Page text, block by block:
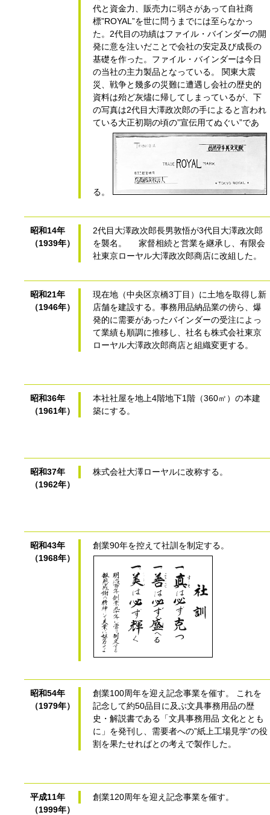
代と資金力、販売力に弱さがあって自社商
標”ROYAL”を世に問うまでには至らなかっ
た。2代目の功績はファイル・バインダーの開
発に意を注いだことで会社の安定及び成長の
基礎を作った。ファイル・バインダーは今日
の当社の主力製品となっている。 関東大震
災、戦争と幾多の災難に遭遇し会社の歴史的
資料は殆ど灰燼に帰してしまっているが、下
の写真は2代目大澤政次郎の手によると言われ
ている大正初期の頃の”宣伝用てぬぐい”であ
る。
昭和14年
（1939年）
2代目大澤政次郎長男敦悟が3代目大澤政次郎
を襲名。 家督相続と営業を継承し、有限会
社東京ローヤル大澤政次郎商店に改組した。
昭和21年
（1946年）
現在地（中央区京橋3丁目）に土地を取得し新
店舗を建設する。事務用品納品業の傍ら、爆
発的に需要があったバインダーの受注によっ
て業績も順調に推移し、社名も株式会社東京
ローヤル大澤政次郎商店と組織変更する。
昭和36年
（1961年）
本社社屋を地上4階地下1階（360㎡）の本建
築にする。
昭和37年
（1962年）
株式会社大澤ローヤルに改称する。
昭和43年
（1968年）
創業90年を控えて社訓を制定する。
昭和54年
（1979年）
創業100周年を迎え記念事業を催す。 これを
記念して約50品目に及ぶ文具事務用品の歴
史・解説書である「文具事務用品 文化ととも
に」を発刊し、需要者への”紙上工場見学”の役
割を果たせればとの考えで製作した。
平成11年
（1999年）
創業120周年を迎え記念事業を催す。